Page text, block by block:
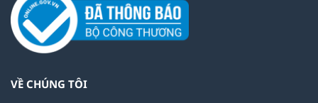
VỀ CHÚNG TÔI